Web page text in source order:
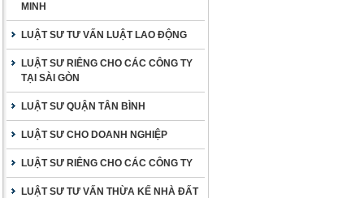
MINH
LUẬT SƯ TƯ VẤN LUẬT LAO ĐỘNG
LUẬT SƯ RIÊNG CHO CÁC CÔNG TY
TẠI SÀI GÒN
LUẬT SƯ QUẬN TÂN BÌNH
LUẬT SƯ CHO DOANH NGHIỆP
LUẬT SƯ RIÊNG CHO CÁC CÔNG TY
LUẬT SƯ TƯ VẤN THỪA KẾ NHÀ ĐẤT